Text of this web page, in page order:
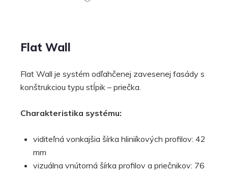
Flat Wall
Flat Wall je systém odľahčenej zavesenej fasády s
konštrukciou typu stĺpik – priečka.
Charakteristika systému:
viditeľná vonkajšia šírka hliniíkových profilov: 42
mm
vizuálna vnútorná šírka profilov a priečnikov: 76